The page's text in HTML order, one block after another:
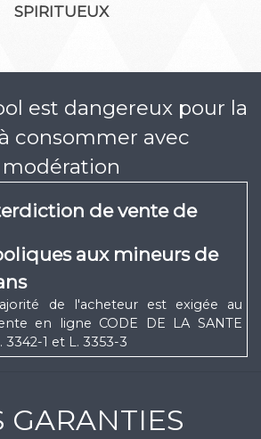
SPIRITUEUX
est dangereux pour la
consommer avec
modération
de vente de
aux mineurs de
de l'acheteur est exigée au
en ligne CODE DE LA SANTE
3342-1 et L. 3353-3
GARANTIES